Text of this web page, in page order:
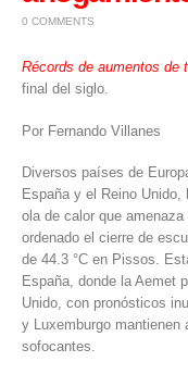
0 COMMENTS
Récords de aumentos de
final del siglo.
Por Fernando Villanes
Diversos países de
España y el Reino
ola de calor que
ordenado el cierre de
de 44.3 °C en Pissos.
España, donde la Aemet
Unido, con pronósticos
y Luxemburgo mantienen
sofocantes.